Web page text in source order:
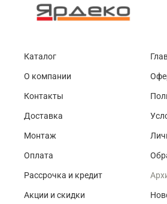
Каталог
О компании
Контакты
Доставка
Монтаж
Оплата
Рассрочка и кредит
Акции и скидки